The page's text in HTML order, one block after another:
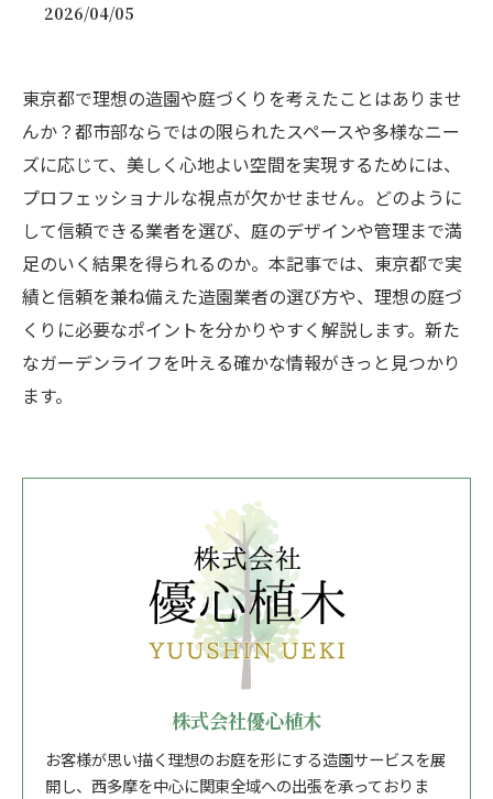
2026/04/05
東京都で理想の造園や庭づくりを考えたことはありませ
んか？都市部ならではの限られたスペースや多様なニー
ズに応じて、美しく心地よい空間を実現するためには、
プロフェッショナルな視点が欠かせません。どのように
して信頼できる業者を選び、庭のデザインや管理まで満
足のいく結果を得られるのか。本記事では、東京都で実
績と信頼を兼ね備えた造園業者の選び方や、理想の庭づ
くりに必要なポイントを分かりやすく解説します。新た
なガーデンライフを叶える確かな情報がきっと見つかり
ます。
株式会社優心植木
お客様が思い描く理想のお庭を形にする造園サービスを展
開し、西多摩を中心に関東全域への出張を承っておりま